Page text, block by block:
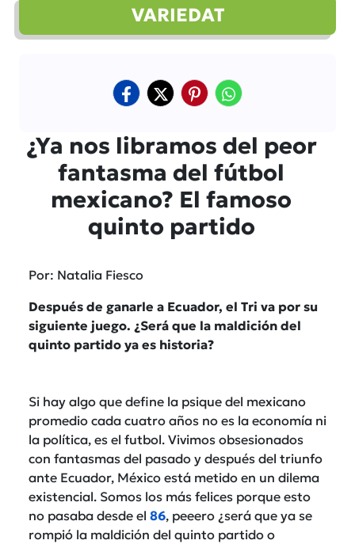
VARIEDAT
¿Ya nos libramos del peor
fantasma del fútbol
mexicano? El famoso
quinto partido
Por: Natalia Fiesco
Después de ganarle a Ecuador, el Tri va por su
siguiente juego. ¿Será que la maldición del
quinto partido ya es historia?
Si hay algo que define la psique del mexicano
promedio cada cuatro años no es la economía ni
la política, es el futbol. Vivimos obsesionados
con fantasmas del pasado y después del triunfo
ante Ecuador, México está metido en un dilema
existencial. Somos los más felices porque esto
no pasaba desde el 86, peeero ¿será que ya se
rompió la maldición del quinto partido o